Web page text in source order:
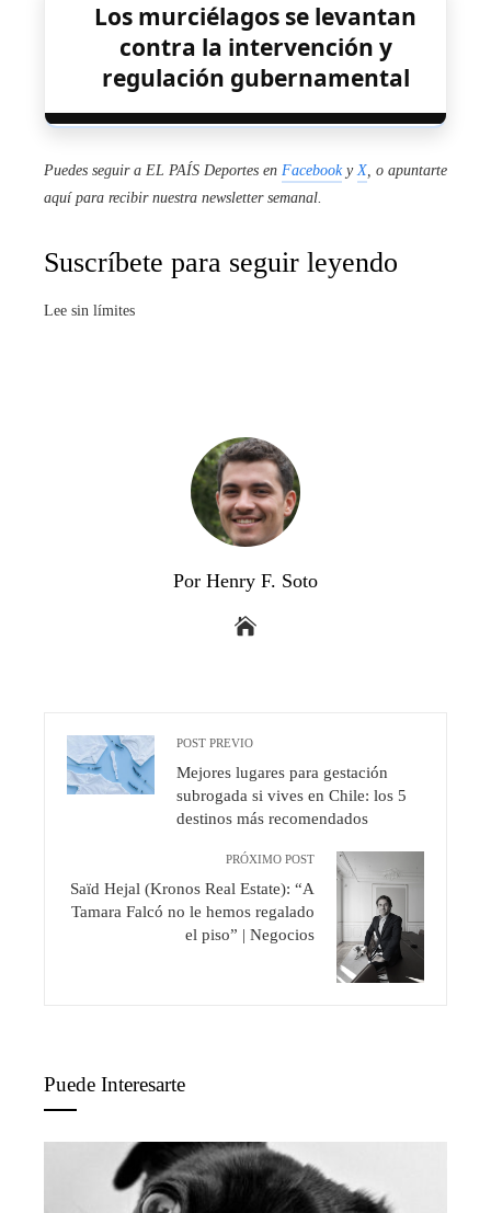
Los murciélagos se levantan
contra la intervención y
regulación gubernamental
Puedes seguir a EL PAÍS Deportes en FacebookyX, o apuntarte
aquí para recibir nuestra newsletter semanal.
Suscríbete para seguir leyendo
Lee sin límites
Por Henry F. Soto
POST PREVIO
Mejores lugares para gestación
subrogada si vives en Chile: los 5
destinos más recomendados
PRÓXIMO POST
Saïd Hejal (Kronos Real Estate): “A
Tamara Falcó no le hemos regalado
el piso” | Negocios
Puede Interesarte